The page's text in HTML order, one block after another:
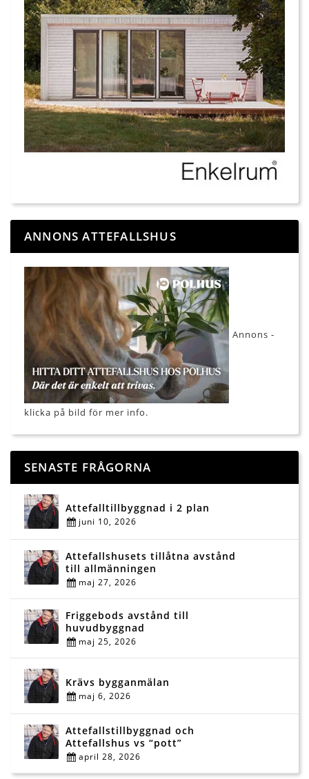
ANNONS ATTEFALLSHUS
Annons -
klicka på bild för mer info.
SENASTE FRÅGORNA
Attefalltillbyggnad i 2 plan
juni 10, 2026
Attefallshusets tillåtna avstånd
till allmänningen
maj 27, 2026
Friggebods avstånd till
huvudbyggnad
maj 25, 2026
Krävs bygganmälan
maj 6, 2026
Attefallstillbyggnad och
Attefallshus vs “pott”
april 28, 2026